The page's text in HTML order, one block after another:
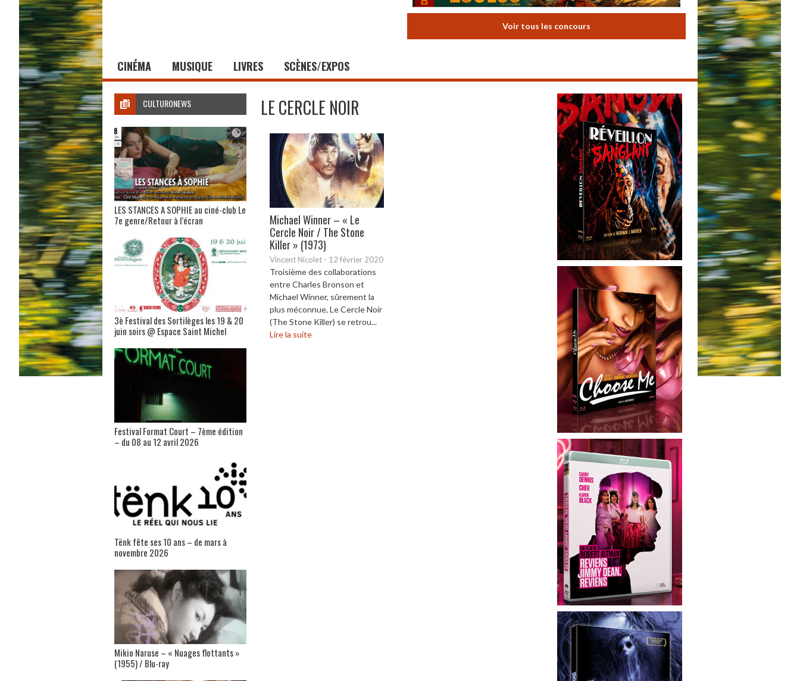
Voir tous les concours
CINÉMA MUSIQUE LIVRES SCÈNES/EXPOS
LE CERCLE NOIR
Michael Winner – « Le
Cercle Noir / The Stone
Killer » (1973)
Vincent Nicolet - 12 février 2020
Troisième des collaborations
entre Charles Bronson et
Michael Winner, sûrement la
plus méconnue, Le Cercle Noir
(The Stone Killer) se retrou...
Lire la suite
CULTURONEWS
LES STANCES A SOPHIE au ciné-club Le
7e genre/Retour à l’écran
3è Festival des Sortilèges les 19 & 20
juin soirs @ Espace Saint Michel
Festival Format Court – 7ème édition
– du 08 au 12 avril 2026
Tënk fête ses 10 ans – de mars à
novembre 2026
Mikio Naruse – « Nuages flottants »
(1955) / Blu-ray